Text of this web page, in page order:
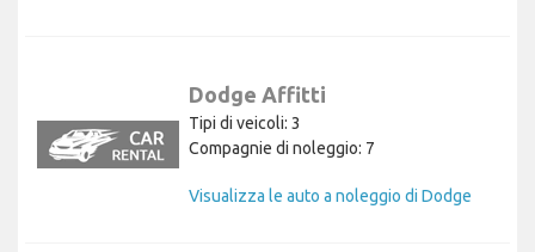
Dodge Affitti
Tipi di veicoli: 3
Compagnie di noleggio: 7
Visualizza le auto a noleggio di Dodge